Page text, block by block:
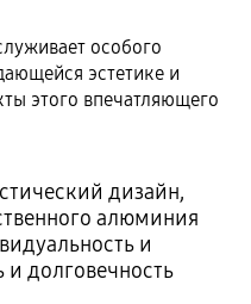
особого
эстетике и
этого впечатляющего
дизайн,
алюминия
и
и долговечность